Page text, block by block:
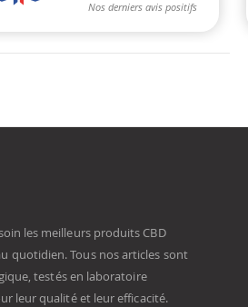
les meilleurs produits CBD
quotidien. Tous nos articles sont
testés en laboratoire
leur qualité et leur efficacité.